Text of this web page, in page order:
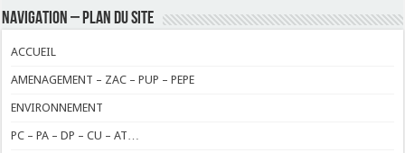
NAVIGATION – PLAN DU SITE
ACCUEIL
AMENAGEMENT – ZAC – PUP – PEPE
ENVIRONNEMENT
PC – PA – DP – CU – AT…